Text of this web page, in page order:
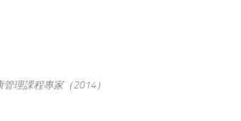
理課程專家（2014）